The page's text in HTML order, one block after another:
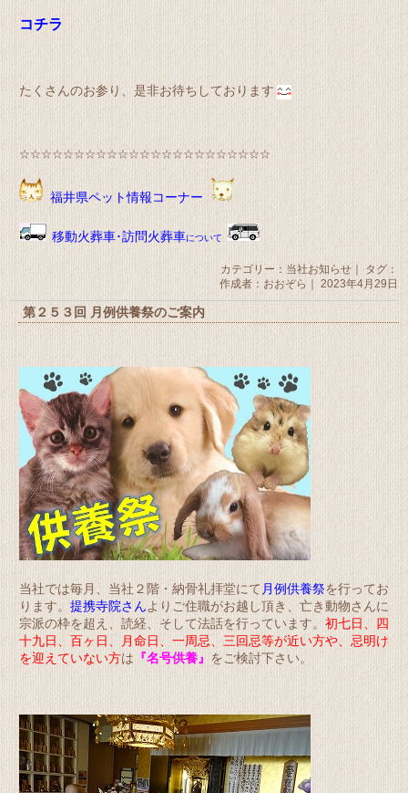
コチラ
たくさんのお参り、是非お待ちしております
☆☆☆☆☆☆☆☆☆☆☆☆☆☆☆☆☆☆☆☆☆☆☆
福井県ペット情報コーナー
移動火葬車･訪問火葬車について
カテゴリー： 当社お知らせ｜ タグ：
作成者：おおぞら｜ 2023年4月29日
第２５３回 月例供養祭のご案内
当社では毎月、当社２階・納骨礼拝堂にて 月例供養祭を行ってお
ります。提携寺院さんよりご住職がお越し頂き、亡き動物さんに
宗派の枠を超え、読経、そして法話を行っています。初七日、四
十九日、百ヶ日、月命日、一周忌、三回忌等が近い方や、忌明け
を迎えていない方は 『名号供養』 をご検討下さい。